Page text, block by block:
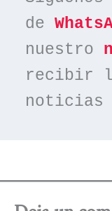
de
nuestro
recibir
noticias